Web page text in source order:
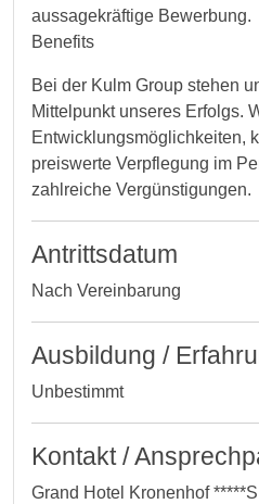
aussagekräftige Bewerbung.
Benefits
Bei der Kulm Group stehen
Mittelpunkt unseres Erfolgs.
Entwicklungsmöglichkeiten,
preiswerte Verpflegung im
zahlreiche Vergünstigungen.
Antrittsdatum
Nach Vereinbarung
Ausbildung /
Unbestimmt
Kontakt /
Grand Hotel Kronenhof